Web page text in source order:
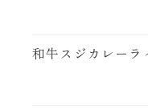
和牛スジカレーラ